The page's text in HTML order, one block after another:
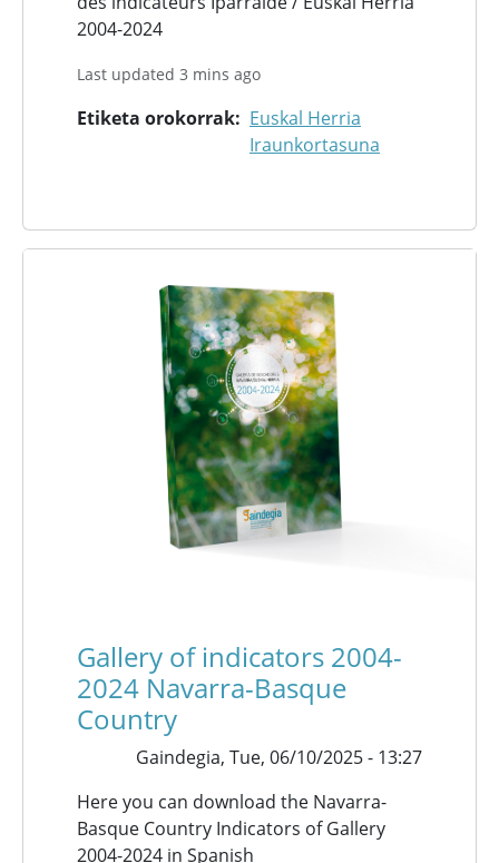
2004-2024
Last updated 3 mins ago
Etiketa orokorrak
Euskal Herria
Iraunkortasuna
Gallery of indicators 2004-
2024 Navarra-Basque
Country
Gaindegia, Tue, 06/10/2025 - 13:27
Here you can download the Navarra-
Basque Country Indicators of Gallery
2004-2024 in Spanish